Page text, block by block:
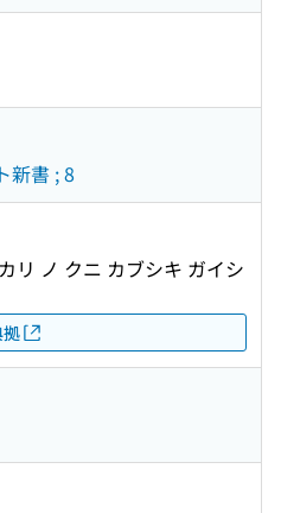
新書 ; 8
リ ノ クニ カブシキ ガイシ